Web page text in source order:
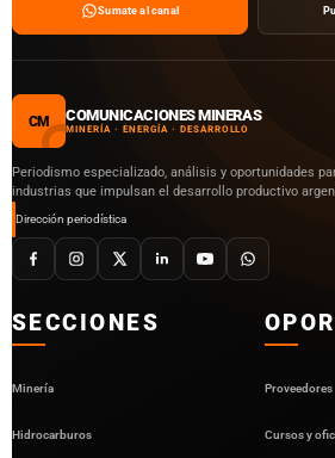
Sumate al canal
CM COMUNICACIONES MINERAS
MINERÍA · ENERGÍA · DESARROLLO
Periodismo especializado, análisis y oportunidades
industrias que impulsan el desarrollo productivo
Dirección periodística
SECCIONES
Minería
Hidrocarburos
Proveedores
Cursos y